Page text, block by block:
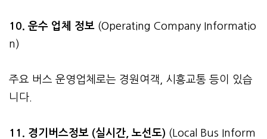
10. 운수 업체 정보 (Operating Company Informatio
n)
주요 버스 운영업체로는 경원여객, 시흥교통 등이 있습
니다.
11. 경기버스정보 (실시간, 노선도) (Local Bus Inform